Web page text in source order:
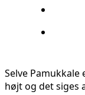
Selve Pamukkale
højt og det siges